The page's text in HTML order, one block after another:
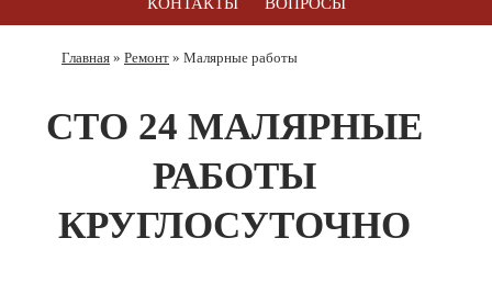
Главная » Ремонт » Малярные работы
СТО 24 МАЛЯРНЫЕ
РАБОТЫ
КРУГЛОСУТОЧНО